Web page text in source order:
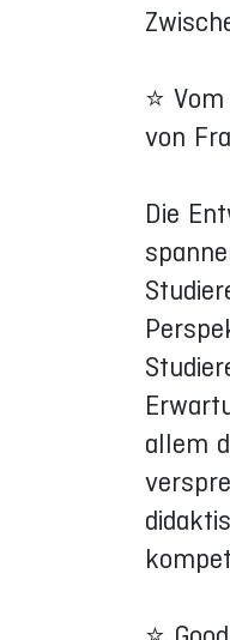
⭐
von
Die
allem